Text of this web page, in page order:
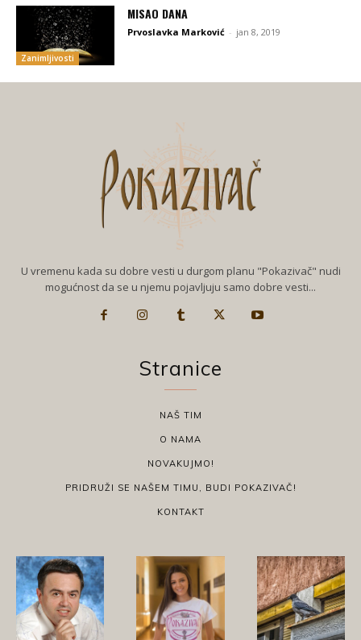
Zanimljivosti
MISAO DANA
Prvoslavka Marković - jan 8, 2019
U vremenu kada su dobre vesti u durgom planu "Pokazivač" nudi
mogućnost da se u njemu pojavljuju samo dobre vesti...
Stranice
NAŠ TIM
O NAMA
NOVAKUJMO!
PRIDRUŽI SE NAŠEM TIMU, BUDI POKAZIVAČ!
KONTAKT